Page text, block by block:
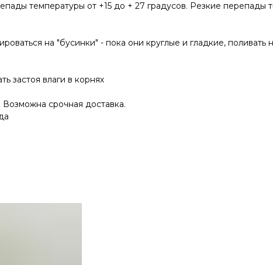
температуры от +15 до + 27 градусов. Резкие перепады
на "бусинки" - пока они круглые и гладкие, поливать
застоя влаги в корнях
срочная доставка.